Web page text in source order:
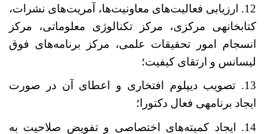
12. ارزیابی فعالیت
های معاونیتها، آمریتهای نشرات،
کتابخانه‏ی مرکزی، مرکز تکنالوژی معلوماتی، مرکز
انسجام امور تحقیقات علمی، مرکز برنامههای فوق
لیسانس و ارتقای کیفیت؛
13. تصویب دیپلوم افتخاری و اعطای آن در صورت
ایجاد برنامه‏ی فعال دکتورا؛
14. ایجاد کمیته
های اختصاصی و تفویض صلاحیت به